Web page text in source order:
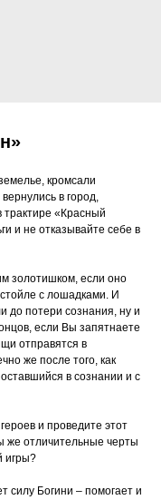
кромсали
в город,
трактире «Красный
и не отказывайте себе в
золотишком, если оно
с лошадками. И
до потери сознания, ну и
если Вы запятнаете
отправятся в
же после того, как
в сознании и с
и проведите этот
же отличительные черты
игры?
силу Богини – помогает и